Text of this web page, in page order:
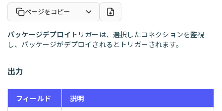
ページをコピー
パッケージデプロイ トリガーは、選択したコネクションを監視
し、パッケージがデプロイされるとトリガーされます。
出力
フィールド 説明